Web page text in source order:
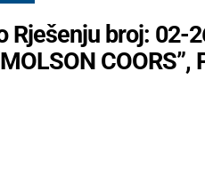
Rješenju broj: